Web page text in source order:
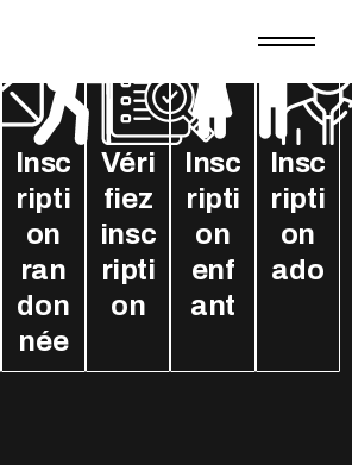
Insc
ripti
on
ran
don
née
Véri
fiez
insc
ripti
on
Insc
ripti
on
enf
ant
Insc
ripti
on
ado